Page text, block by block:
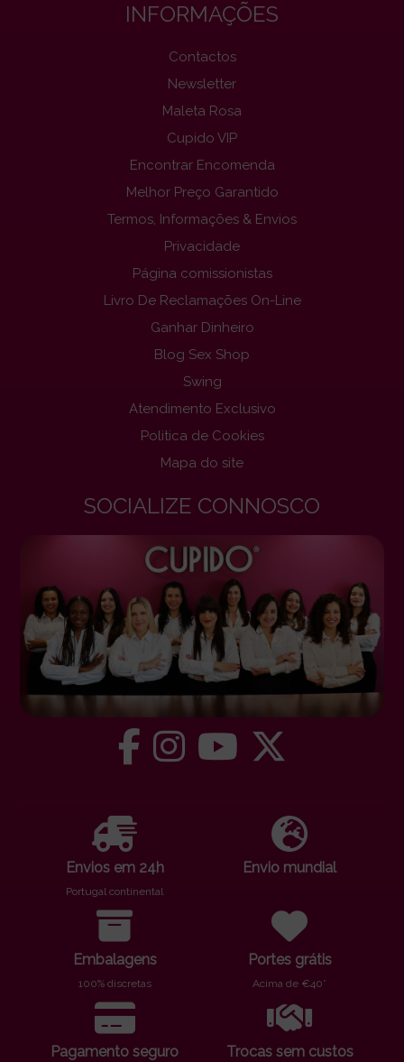
INFORMAÇÕES
Contactos
Newsletter
Maleta Rosa
Cupido VIP
Encontrar Encomenda
Melhor Preço Garantido
Termos, Informações & Envios
Privacidade
Página comissionistas
Livro De Reclamações On-Line
Ganhar Dinheiro
Blog Sex Shop
Swing
Atendimento Exclusivo
Politica de Cookies
Mapa do site
SOCIALIZE CONNOSCO
Envios em 24h
Portugal continental
Envio mundial
Embalagens
100% discretas
Portes grátis
Acima de €40*
Pagamento seguro Trocas sem custos